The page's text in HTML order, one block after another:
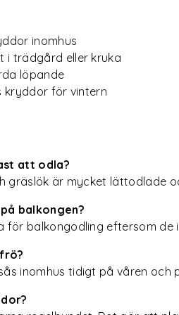
inomhus
i trädgård eller kruka
löpande
kryddor för vintern
att odla?
gräslök är mycket lättodlade
balkongen?
för balkongodling eftersom
inomhus tidigt på våren och